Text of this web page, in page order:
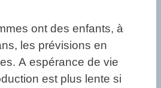
ont des enfants, à
les prévisions en
A espérance de vie
est plus lente si